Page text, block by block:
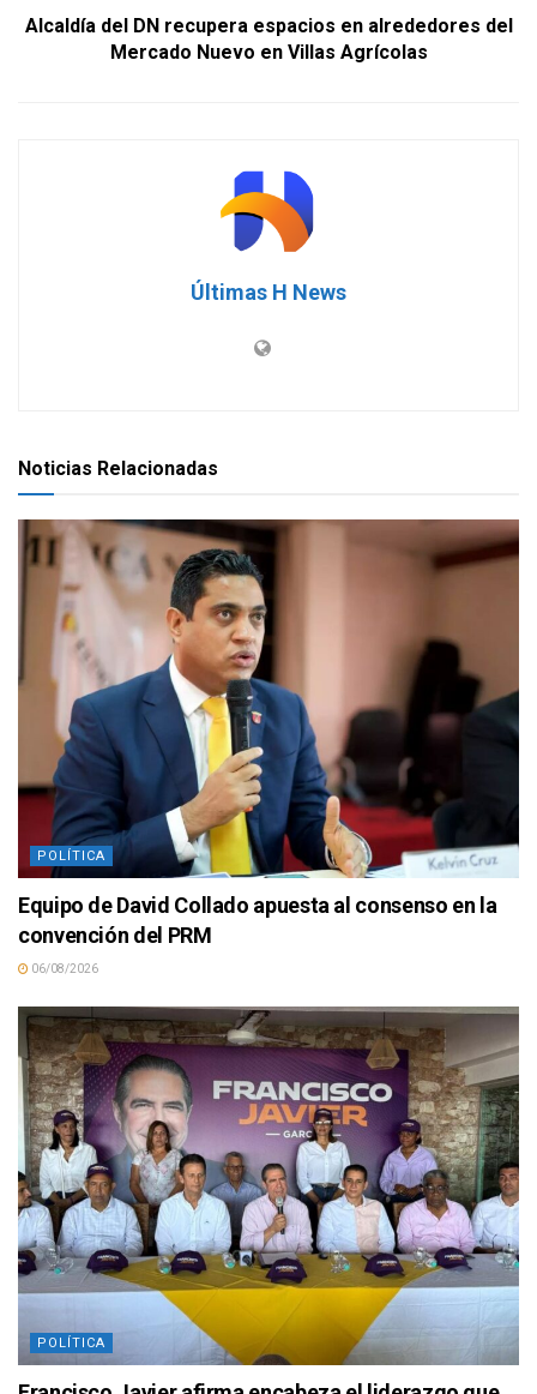
Alcaldía del DN recupera espacios en alrededores del
Mercado Nuevo en Villas Agrícolas
Últimas H News
Noticias Relacionadas
POLÍTICA
Equipo de David Collado apuesta al consenso en la
convención del PRM
06/08/2026
POLÍTICA